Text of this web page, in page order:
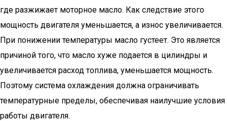
где разжижает моторное масло. Как следствие этого
мощность двигателя уменьшается, а износ увеличивается.
При понижении температуры масло густеет. Это является
причиной того, что масло хуже подается в цилиндры и
увеличивается расход топлива, уменьшается мощность.
Поэтому система охлаждения должна ограничивать
температурные пределы, обеспечивая наилучшие условия
работы двигателя.